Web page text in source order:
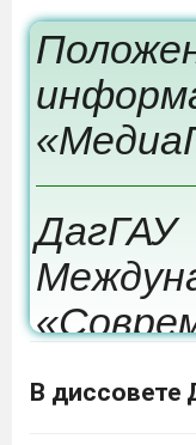
В диссовете